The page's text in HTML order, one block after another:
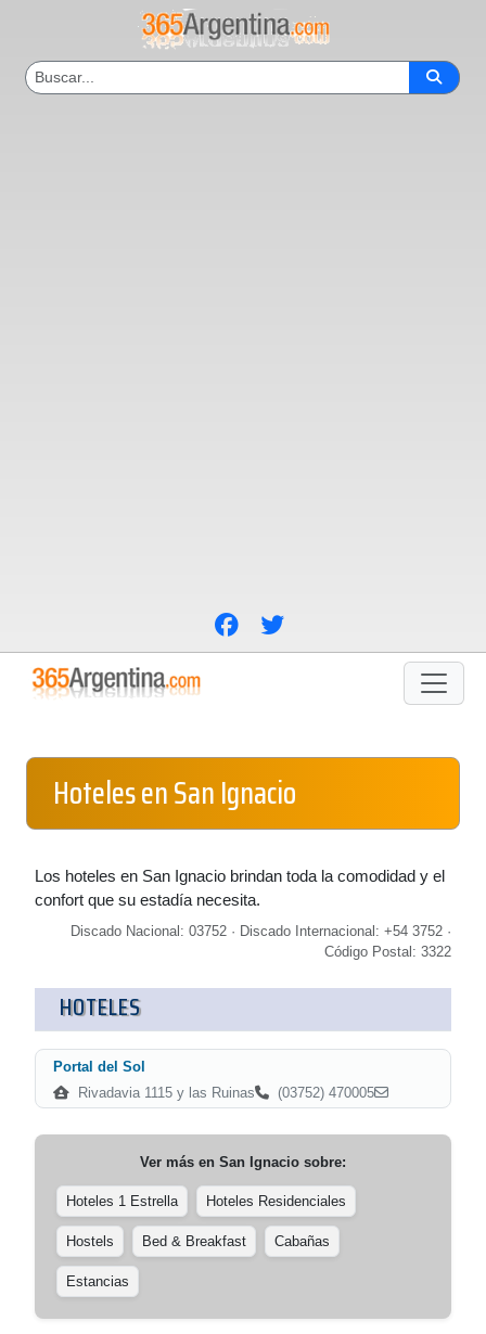
Hoteles en San Ignacio
Los hoteles en San Ignacio brindan toda la comodidad y el
confort que su estadía necesita.
Discado Nacional: 03752 · Discado Internacional: +54 3752 ·
Código Postal: 3322
HOTELES
Portal del Sol
Rivadavia 1115 y las Ruinas
(03752) 470005
Ver más en San Ignacio sobre:
Hoteles 1 Estrella Hoteles Residenciales
Hostels Bed & Breakfast Cabañas
Estancias